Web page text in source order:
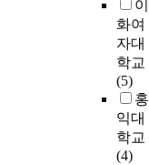
이
화여
자대
학교
(5)
홍
익대
학교
(4)